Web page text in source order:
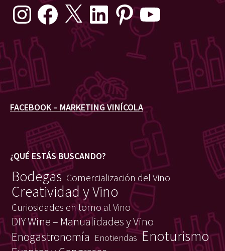
Instagram Facebook LinkedIn Pinterest
FACEBOOK – MARKETING VINÍCOLA
¿QUÉ ESTÁS BUSCANDO?
Bodegas Comercialización del Vino
Creatividad y Vino
Curiosidades en torno al Vino
DIY Wine – Manualidades y Vino
Enogastronomía Enotiendas Enoturismo